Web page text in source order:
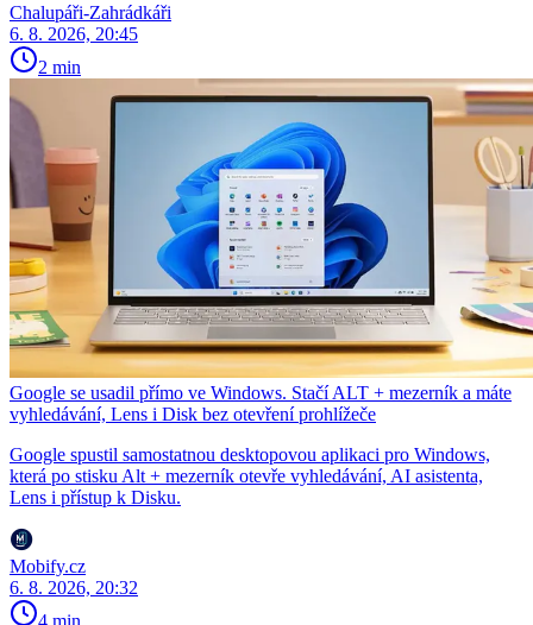
Chalupáři-Zahrádkáři
6. 8. 2026, 20:45
2 min
Google se usadil přímo ve Windows. Stačí ALT + mezerník a máte
vyhledávání, Lens i Disk bez otevření prohlížeče
Google spustil samostatnou desktopovou aplikaci pro Windows,
která po stisku Alt + mezerník otevře vyhledávání, AI asistenta,
Lens i přístup k Disku.
Mobify.cz
6. 8. 2026, 20:32
4 min